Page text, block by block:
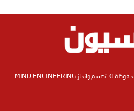
©. تصميم وانجاز MIND ENGINEERING